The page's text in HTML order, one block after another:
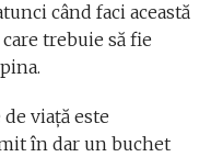
când faci această
trebuie să fie
viaţă este
în dar un buchet